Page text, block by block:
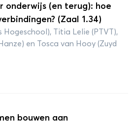
onderwijs (en terug): hoe
(Zaal 1.34)
Hogeschool), Titia Lelie (PTVT),
en Tosca van Hooy (Zuyd
bouwen aan